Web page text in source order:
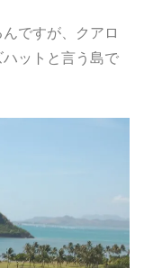
ですが、クアロ
ットと言う島で